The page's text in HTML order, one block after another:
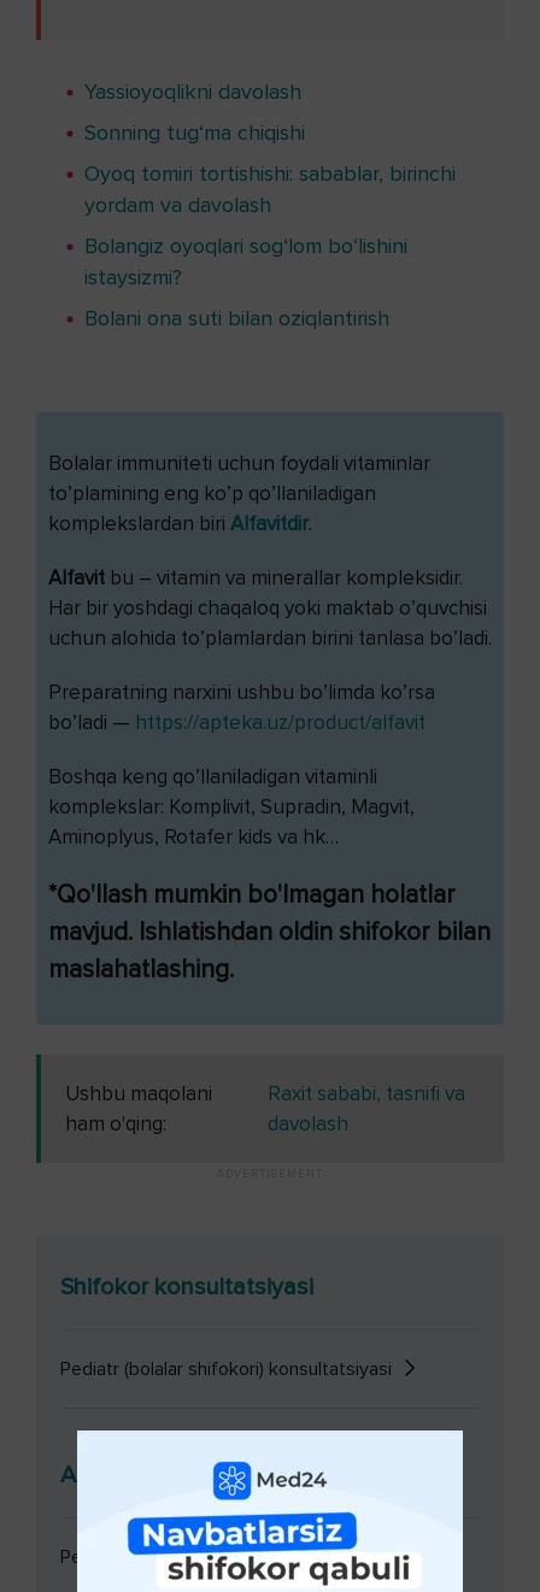
Yassioyoqlikni davolash
Sonning tug‘ma chiqishi
Oyoq tomiri tortishishi: sabablar, birinchi
yordam va davolash
Bolangiz oyoqlari sog‘lom bo‘lishini
istaysizmi?
Bolani ona suti bilan oziqlantirish
Bolalar immuniteti uchun foydali vitaminlar
to’plamining eng ko’p qo’llaniladigan
komplekslardan biri Alfavitdir.
Alfavit bu – vitamin va minerallar kompleksidir.
Har bir yoshdagi chaqaloq yoki maktab o’quvchisi
uchun alohida to’plamlardan birini tanlasa bo’ladi.
Preparatning narxini ushbu bo’limda ko’rsa
bo’ladi — https://apteka.uz/product/alfavit
Boshqa keng qo’llaniladigan vitaminli
komplekslar: Komplivit, Supradin, Magvit,
Aminoplyus, Rotafer kids va hk…
*Qo'llash mumkin bo'lmagan holatlar
mavjud. Ishlatishdan oldin shifokor bilan
maslahatlashing.
Ushbu maqolani
ham o'qing:
Raxit sababi, tasnifi va
davolash
Shifokor konsultatsiyasi
Pediatr (bolalar shifokori) konsultatsiyasi
Analizlar va Diagnostika
Pediatr (bolalar shifokori) konsultatsiyasi